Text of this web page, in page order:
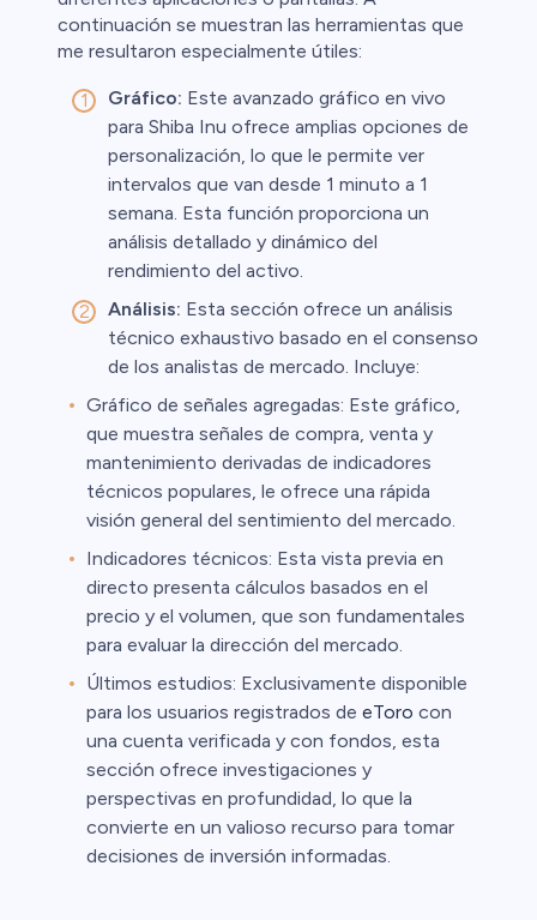
continuación se muestran las herramientas que
me resultaron especialmente útiles:
Gráfico: Este avanzado gráfico en vivo
para Shiba Inu ofrece amplias opciones de
personalización, lo que le permite ver
intervalos que van desde 1 minuto a 1
semana. Esta función proporciona un
análisis detallado y dinámico del
rendimiento del activo.
Análisis: Esta sección ofrece un análisis
técnico exhaustivo basado en el consenso
de los analistas de mercado. Incluye:
Gráfico de señales agregadas: Este gráfico,
que muestra señales de compra, venta y
mantenimiento derivadas de indicadores
técnicos populares, le ofrece una rápida
visión general del sentimiento del mercado.
Indicadores técnicos: Esta vista previa en
directo presenta cálculos basados en el
precio y el volumen, que son fundamentales
para evaluar la dirección del mercado.
Últimos estudios: Exclusivamente disponible
para los usuarios registrados de eToro con
una cuenta verificada y con fondos, esta
sección ofrece investigaciones y
perspectivas en profundidad, lo que la
convierte en un valioso recurso para tomar
decisiones de inversión informadas.